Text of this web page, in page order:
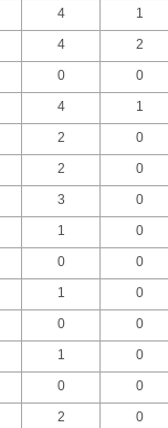
4
1
4 2
0
0
4
1
2 0
2
0
3
0
1 0
0 0
1 0
0 0
1 0
0
0
2 0